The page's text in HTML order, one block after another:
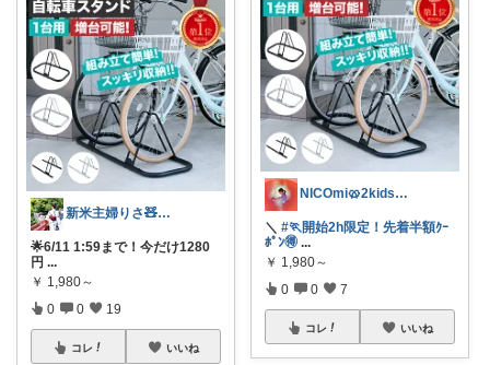
新米主婦りさ🧸マイペースに更新中🤎
🌟6/11 1:59まで！今だけ1280
円 ...
￥ 1,980～
0 0 19
コレ いいね
NICOmi🥨2kidsママ👦👧
＼ #🏃開始2h限定！先着半額ｸｰ
ﾎﾟﾝ🉐 ...
￥ 1,980～
0 0 7
コレ いいね